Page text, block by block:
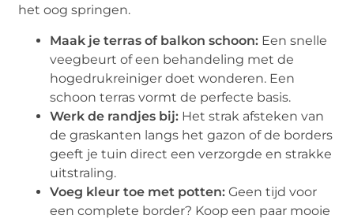
het oog springen.
Maak je terras of balkon schoon: Een snelle
veegbeurt of een behandeling met de
hogedrukreiniger doet wonderen. Een
schoon terras vormt de perfecte basis.
Werk de randjes bij: Het strak afsteken van
de graskanten langs het gazon of de borders
geeft je tuin direct een verzorgde en strakke
uitstraling.
Voeg kleur toe met potten: Geen tijd voor
een complete border? Koop een paar mooie